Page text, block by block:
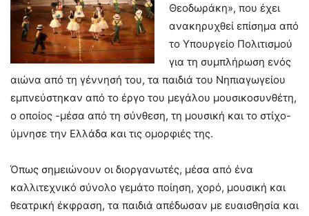
Θεοδωράκη», που έχει
ανακηρυχθεί επίσημα από
το Υπουργείο Πολιτισμού
για τη συμπλήρωση ενός
αιώνα από τη γέννησή του, τα παιδιά του Νηπιαγωγείου
εμπνεύστηκαν από το έργο του μεγάλου μουσικοσυνθέτη,
ο οποίος -μέσα από τη σύνθεση, τη μουσική και το στίχο-
ύμνησε την Ελλάδα και τις ομορφιές της.
Όπως σημειώνουν οι διοργανωτές, μέσα από ένα
καλλιτεχνικό σύνολο γεμάτο ποίηση, χορό, μουσική και
θεατρική έκφραση, τα παιδιά απέδωσαν με ευαισθησία και